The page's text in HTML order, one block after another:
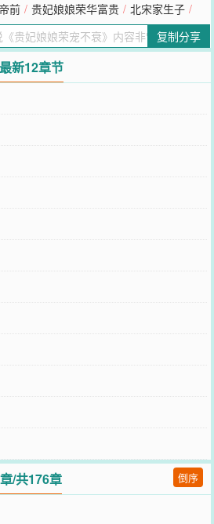
根本就不是阮含璋，她只是替名门千金
正的阮含璋大病痊愈，届时阮家会送入
当监视她的姑姑送来毒酒时，阮含璋含
烧光了棠梨阁，也送走了刚刚封为庄嫔
宴正欢。皇帝于太液池游园，于腊梅树
影。之后，听雪宫多了一位姜选侍。姜
慢慢勾起唇角。替别人夺得的终究是空
己争上一争。直到——坐上那人人敬仰的
妃*腹黑凉薄帝王古早宫斗文，男非C，
为上位！后期独宠。本文预计4.7凌晨入
微博：@鹊上心头呀求关注~我的专栏
多妩媚|贵妃娘娘荣华富贵|揽流光|贵妃多
女为后|宫女升职记|燕京闺杀欢迎食用下
人都说阮琳琅运道好，她也这样以为。一
小乞儿，成了金陵首富阮氏的大小姐。
为婚的如意郎。金陵穆氏钟鸣鼎食，其
，阮琳琅便芳心暗许。然而一场假造圣
抄家。暴雨日，阮琳琅跪在奉旨抄家的
亲寻个大夫。穆攸之声音清冷：“阮小
家再无干系。”————高烧初醒的阮琳
眸坚定：“阿娘，祖母，当年曾祖能从乞
隔数月，当穆攸之再见阮琳琅时，她已经
攸之看着神采飞扬的女子，思及从前，
你愿意相夫教子，以前亲事便还作数。”
指：“自然不做数。”她眉眼含笑：“我给
你得用。”在她身边，扛着十几匹布的高
肩上放了几匹布。————因一桩假造圣
军被同僚背叛，名声尽毁，身受重伤，
颜如花的小姑娘。她毫不客气地使唤
替我干活，直到你还完药钱。”金陵忙忙
等到药钱还完那一日，她直截了当让他
齿把她禁锢在怀中：“你欠我的，还没还
前 / 贵妃娘娘荣华富贵 / 北宋家生子 /
复制分享
新12章节
/共176章 倒序